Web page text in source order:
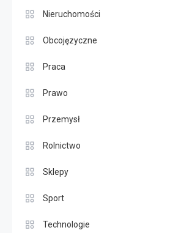
Nieruchomości
Obcojęzyczne
Praca
Prawo
Przemysł
Rolnictwo
Sklepy
Sport
Technologie